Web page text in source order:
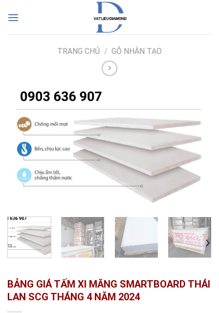
TRANG CHỦ / GỖ NHÂN TẠO
BẢNG GIÁ TẤM XI MĂNG SMARTBOARD THÁI
LAN SCG THÁNG 4 NĂM 2024